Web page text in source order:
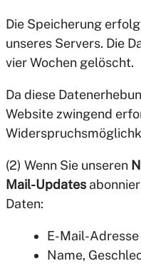
Die Speicherung
unseres Servers. Die
vier Wochen gelöscht.
Da diese
Website zwingend
(2) Wenn Sie unseren
Mail-Updates
Daten:
E-Mail-Adresse
Name,